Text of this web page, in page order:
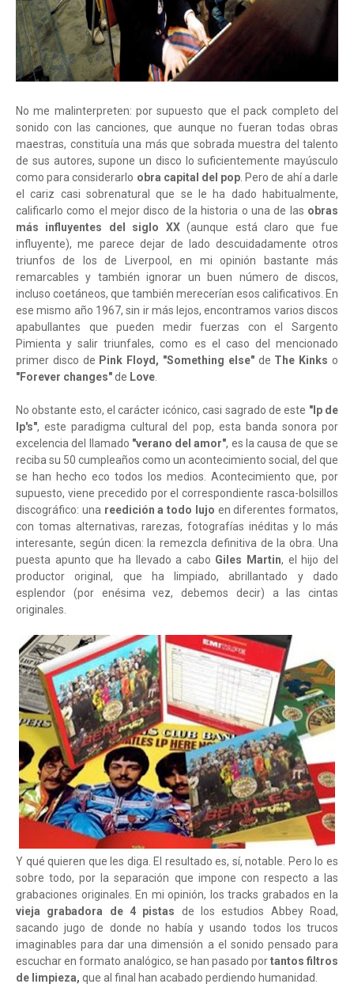
No me malinterpreten: por supuesto que el pack completo del
sonido con las canciones, que aunque no fueran todas obras
maestras, constituía una más que sobrada muestra del talento
de sus autores, supone un disco lo suficientemente mayúsculo
como para considerarlo obra capital del pop . Pero de ahí a darle
el cariz casi sobrenatural que se le ha dado habitualmente,
calificarlo como el mejor disco de la historia o una de las obras
más influyentes del siglo XX(aunque está claro que fue
influyente), me parece dejar de lado descuidadamente otros
triunfos de los de Liverpool, en mi opinión bastante más
remarcables y también ignorar un buen número de discos,
incluso coetáneos, que también merecerían esos calificativos. En
ese mismo año 1967, sin ir más lejos, encontramos varios discos
apabullantes que pueden medir fuerzas con el Sargento
Pimienta y salir triunfales, como es el caso del mencionado
primer disco de Pink Floyd, "Something else" de The Kinks o
"Forever changes"de Love
No obstante esto, el carácter icónico, casi sagrado de este "lp de
lp's", este paradigma cultural del pop, esta banda sonora por
excelencia del llamado "verano del amor", es la causa de que se
reciba su 50 cumpleaños como un acontecimiento social, del que
se han hecho eco todos los medios. Acontecimiento que, por
supuesto, viene precedido por el correspondiente rasca-bolsillos
discográfico: una reedición a todo lujo en diferentes formatos,
con tomas alternativas, rarezas, fotografías inéditas y lo más
interesante, según dicen: la remezcla definitiva de la obra. Una
puesta apunto que ha llevado a cabo Giles Martin, el hijo del
productor original, que ha limpiado, abrillantado y dado
esplendor (por enésima vez, debemos decir) a las cintas
originales.
Y qué quieren que les diga. El resultado es, sí, notable. Pero lo es
sobre todo, por la separación que impone con respecto a las
grabaciones originales. En mi opinión, los tracks grabados en la
vieja grabadora de 4 pistas de los estudios Abbey Road,
sacando jugo de donde no había y usando todos los trucos
imaginables para dar una dimensión a el sonido pensado para
escuchar en formato analógico, se han pasado portantos filtros
de limpieza, que al final han acabado perdiendo humanidad.